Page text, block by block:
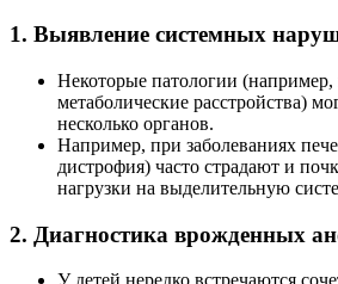
1. Выявление системных
Некоторые патологии
метаболические расстройства)
несколько органов.
Например, при заболеваниях
дистрофия) часто страдают и
нагрузки на выделительную
2. Диагностика врожденных